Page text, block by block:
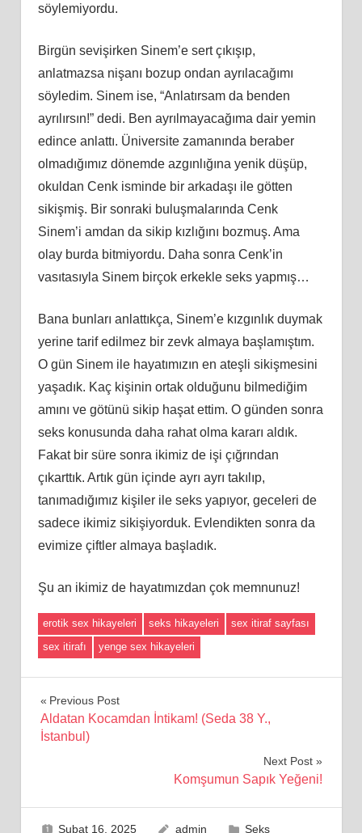
söylemiyordu.
Birgün sevişirken Sinem’e sert çıkışıp,
anlatmazsa nişanı bozup ondan ayrılacağımı
söyledim. Sinem ise, “Anlatırsam da benden
ayrılırsın!” dedi. Ben ayrılmayacağıma dair yemin
edince anlattı. Üniversite zamanında beraber
olmadığımız dönemde azgınlığına yenik düşüp,
okuldan Cenk isminde bir arkadaşı ile götten
sikişmiş. Bir sonraki buluşmalarında Cenk
Sinem’i amdan da sikip kızlığını bozmuş. Ama
olay burda bitmiyordu. Daha sonra Cenk’in
vasıtasıyla Sinem birçok erkekle seks yapmış…
Bana bunları anlattıkça, Sinem’e kızgınlık duymak
yerine tarif edilmez bir zevk almaya başlamıştım.
O gün Sinem ile hayatımızın en ateşli sikişmesini
yaşadık. Kaç kişinin ortak olduğunu bilmediğim
amını ve götünü sikip haşat ettim. O günden sonra
seks konusunda daha rahat olma kararı aldık.
Fakat bir süre sonra ikimiz de işi çığrından
çıkarttık. Artık gün içinde ayrı ayrı takılıp,
tanımadığımız kişiler ile seks yapıyor, geceleri de
sadece ikimiz sikişiyorduk. Evlendikten sonra da
evimize çiftler almaya başladık.
Şu an ikimiz de hayatımızdan çok memnunuz!
erotik sex hikayeleri seks hikayeleri
sex itiraf sayfası
sex itirafı
yenge sex hikayeleri
Yazı
gezinmesi
Previous Post
Aldatan Kocamdan İntikam! (Seda 38 Y.,
İstanbul)
Next Post
Komşumun Sapık Yeğeni!
Şubat 16, 2025 admin Seks